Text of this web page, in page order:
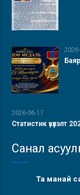
2026-06-17
Статистик үзүүлэлт
Санал
Та манай